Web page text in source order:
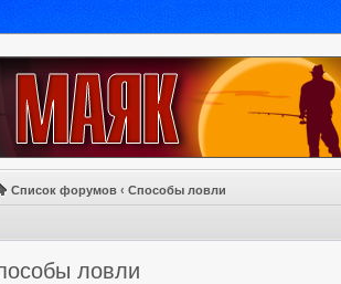
Список форумов ‹ Способы ловли
ловли